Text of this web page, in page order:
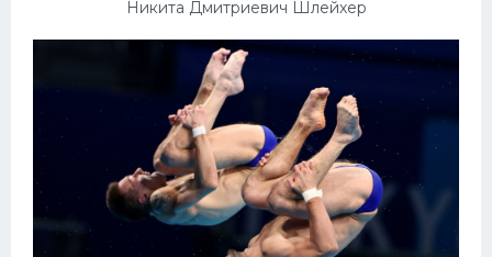
Никита Дмитриевич Шлейхер